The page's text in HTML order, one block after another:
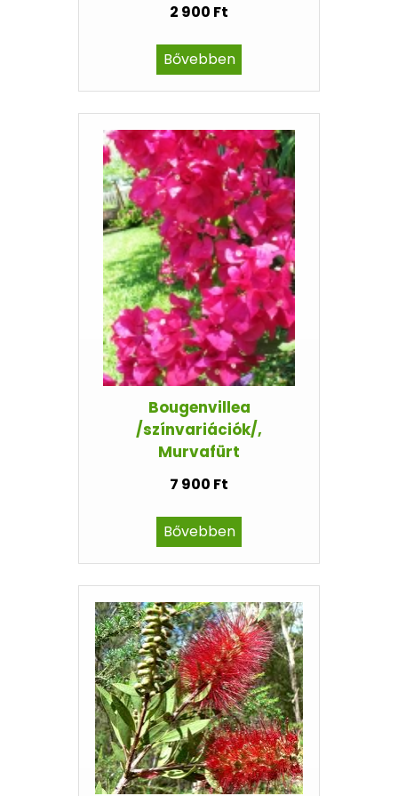
2 900 Ft
Bővebben
Bougenvillea
/színvariációk/,
Murvafürt
7 900 Ft
Bővebben